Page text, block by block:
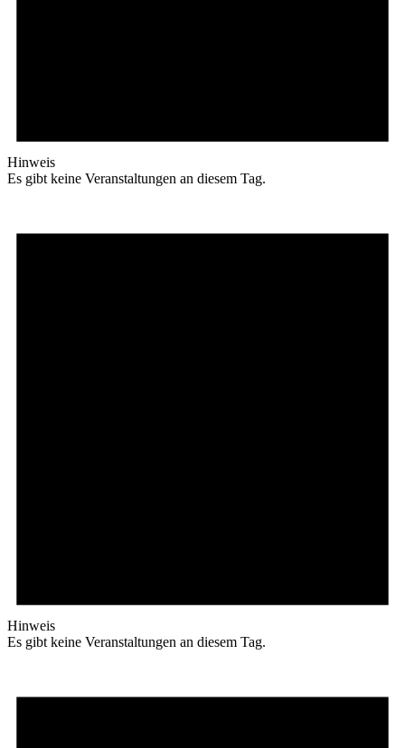
Hinweis
Es gibt keine Veranstaltungen an diesem Tag.
Hinweis
Es gibt keine Veranstaltungen an diesem Tag.